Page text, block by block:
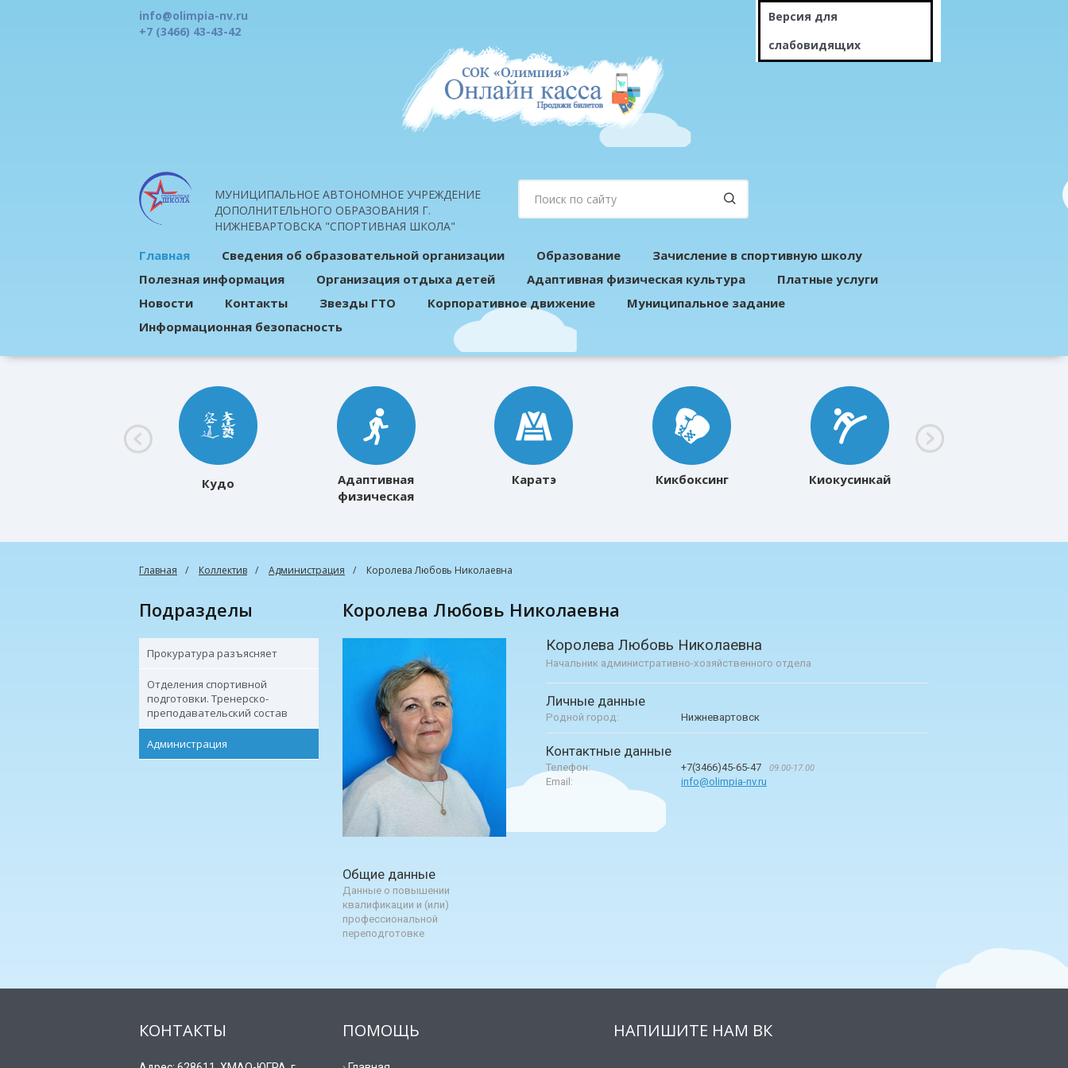
info@olimpia-nv.ru
+7 (3466) 43-43-42
Версия для
слабовидящих
МУНИЦИПАЛЬНОЕ АВТОНОМНОЕ УЧРЕЖДЕНИЕ
ДОПОЛНИТЕЛЬНОГО ОБРАЗОВАНИЯ Г.
НИЖНЕВАРТОВСКА "СПОРТИВНАЯ ШКОЛА"
Главная Сведения об образовательной организации Образование
Зачисление в спортивную школу
Полезная информация
Организация отдыха детей Адаптивная физическая культура
Платные услуги
Новости
Контакты Звезды ГТО Корпоративное движение
Муниципальное задание
Информационная безопасность
Кудо
Адаптивная
физическая
Каратэ Кикбоксинг Киокусинкай
Главная Коллектив Администрация Королева Любовь Николаевна
Подразделы
Прокуратура разъясняет
Отделения спортивной
подготовки. Тренерско-
преподавательский состав
Администрация
Королева Любовь Николаевна
Королева Любовь Николаевна
Начальник административно-хозяйственного отдела
Личные данные
Родной город: Нижневартовск
Контактные данные
Телефон: +7(3466)45-65-47 09.00-17.00
Email: info@olimpia-nv.ru
Общие данные
Данные о повышении
квалификации и (или)
профессиональной
переподготовке
НАПИШИТЕ НАМ ВК
ПОМОЩЬ
КОНТАКТЫ